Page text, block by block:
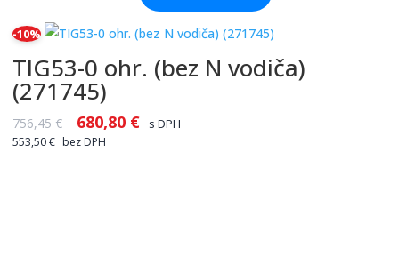
-10%
TIG53-0 ohr. (bez N vodiča)
(271745)
756,45€ 680,80 € s DPH
553,50€ bez DPH